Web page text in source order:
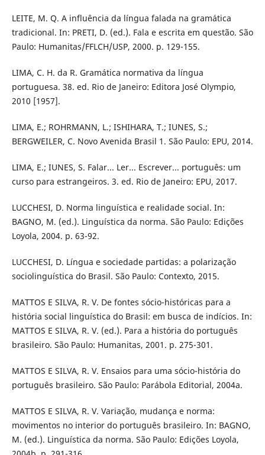
LEITE, M. Q. A influência da língua falada na gramática
tradicional. In: PRETI, D. (ed.). Fala e escrita em questão. São
Paulo: Humanitas/FFLCH/USP, 2000. p. 129-155.
LIMA, C. H. da R. Gramática normativa da língua
portuguesa. 38. ed. Rio de Janeiro: Editora José Olympio,
2010 [1957].
LIMA, E.; ROHRMANN, L.; ISHIHARA, T.; IUNES, S.;
BERGWEILER, C. Novo Avenida Brasil 1. São Paulo: EPU, 2014.
LIMA, E.; IUNES, S. Falar... Ler... Escrever... português: um
curso para estrangeiros. 3. ed. Rio de Janeiro: EPU, 2017.
LUCCHESI, D. Norma linguística e realidade social. In:
BAGNO, M. (ed.). Linguística da norma. São Paulo: Edições
Loyola, 2004. p. 63-92.
LUCCHESI, D. Língua e sociedade partidas: a polarização
sociolinguística do Brasil. São Paulo: Contexto, 2015.
MATTOS E SILVA, R. V. De fontes sócio-históricas para a
história social linguística do Brasil: em busca de indícios. In:
MATTOS E SILVA, R. V. (ed.). Para a história do português
brasileiro. São Paulo: Humanitas, 2001. p. 275-301.
MATTOS E SILVA, R. V. Ensaios para uma sócio-história do
português brasileiro. São Paulo: Parábola Editorial, 2004a.
MATTOS E SILVA, R. V. Variação, mudança e norma:
movimentos no interior do português brasileiro. In: BAGNO,
M. (ed.). Linguística da norma. São Paulo: Edições Loyola,